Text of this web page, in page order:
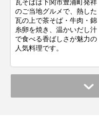
瓦そばは下関市豊浦町発祥
のご当地グルメで、熱した
瓦の上で茶そば・牛肉・錦
糸卵を焼き、温かいだし汁
で食べる香ばしさが魅力の
人気料理です。